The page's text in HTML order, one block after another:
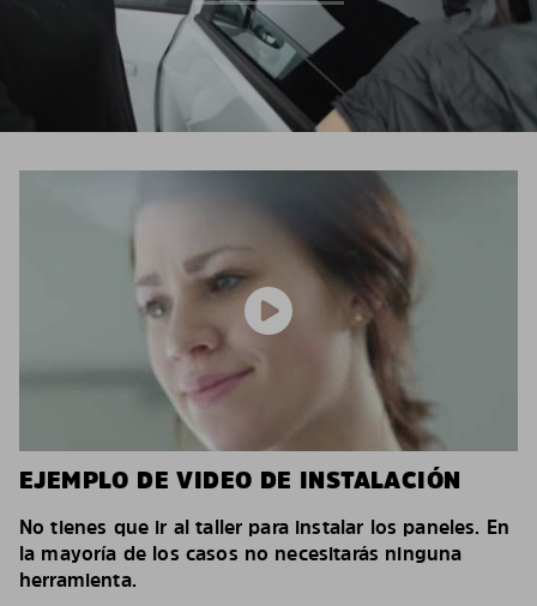
EJEMPLO DE VIDEO DE INSTALACIÓN
No tienes que ir al taller para instalar los paneles. En
la mayoría de los casos no necesitarás ninguna
herramienta.